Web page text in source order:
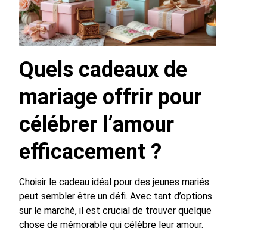
Quels cadeaux de
mariage offrir pour
célébrer l’amour
efficacement ?
Choisir le cadeau idéal pour des jeunes mariés
peut sembler être un défi. Avec tant d’options
sur le marché, il est crucial de trouver quelque
chose de mémorable qui célèbre leur amour.